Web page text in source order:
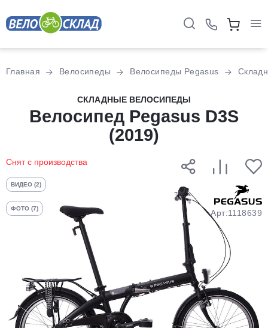
Главная Велосипеды Велосипеды Pegasus
СКЛАДНЫЕ ВЕЛОСИПЕДЫ
Велосипед Pegasus D3S
(2019)
Снят с производства
ВИДЕО (2)
ФОТО (7)
Арт:1118639
Разбейте
оплатуна части
без переплат
График платежей
Добавляйте товары
в корзину